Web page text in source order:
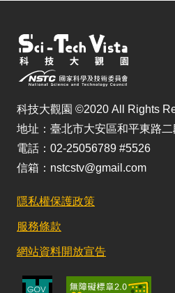
科技大觀園 ©2020 All Rights
地址：臺北市大安區和平東路
電話：02-25056789 #5526
信箱：nstcstv@gmail.com
隱私權保護政策
服務條款
網站資料開放宣告